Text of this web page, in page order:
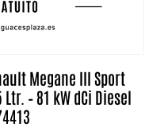
Megane III Sport
– 81 kW dCi Diesel